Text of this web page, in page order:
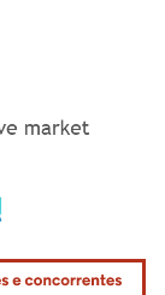
conforme CC BY 4.0.